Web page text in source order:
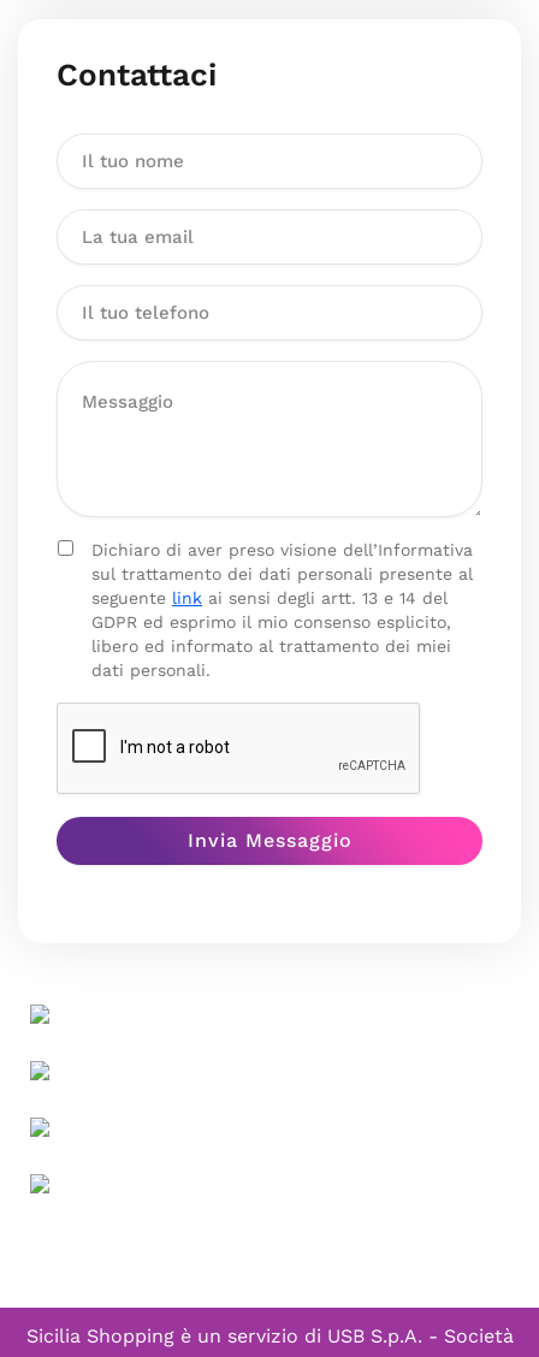
Contattaci
Dichiaro di aver preso visione dell’Informativa
sul trattamento dei dati personali presente al
seguente link ai sensi degli artt. 13 e 14 del
GDPR ed esprimo il mio consenso esplicito,
libero ed informato al trattamento dei miei
dati personali.
Sicilia Shopping è un servizio di USB S.p.A. - Società